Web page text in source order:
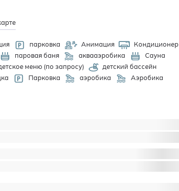
парковка Анимация
Кондиционер
паровая баня аквааэробика
Сауна
меню (по запросу)
детский бассейн
Парковка аэробика Аэробика